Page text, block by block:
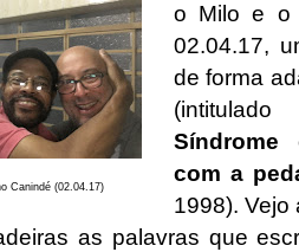
Canindé (02.04.17)
o Milo e o
02.04.17,
de forma
Síndrome
com a
1998). Vejo
as palavras que